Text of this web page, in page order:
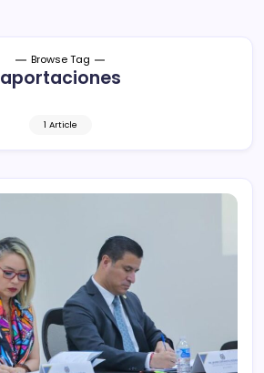
Browse Tag
aportaciones
1 Article